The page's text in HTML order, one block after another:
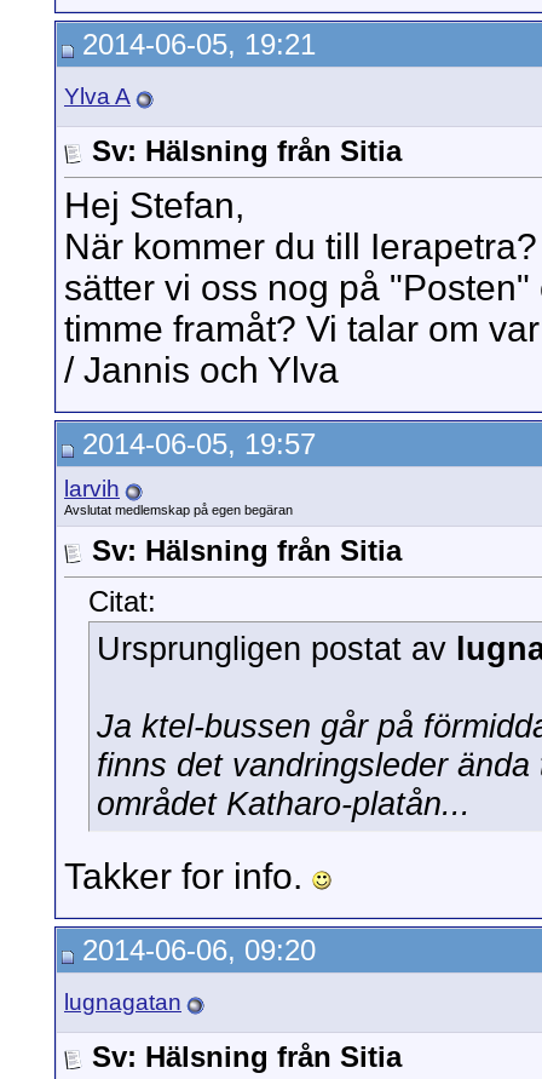
2014-06-05, 19:21
Ylva A
Sv: Hälsning från Sitia
Hej Stefan,
När kommer du till
sätter vi oss nog på
timme framåt? Vi talar om
/ Jannis och Ylva
2014-06-05, 19:57
larvih
Avslutat medlemskap på egen begäran
Sv: Hälsning från Sitia
Citat:
Ursprungligen postat av
Ja ktel-bussen går på
finns det vandringsleder
området Katharo-platån...
Takker for info.
2014-06-06, 09:20
lugnagatan
Sv: Hälsning från Sitia